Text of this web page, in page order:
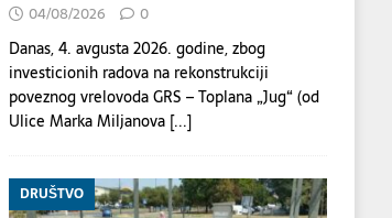
04/08/2026 0
Danas, 4. avgusta 2026. godine, zbog
investicionih radova na rekonstrukciji
poveznog vrelovoda GRS – Toplana „Jug“ (od
Ulice Marka Miljanova [...]
DRUŠTVO